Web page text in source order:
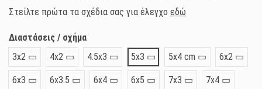
Στείλτε πρώτα τα σχέδια σας για έλεγχο εδώ
Διαστάσεις / σχήμα
3x2 ▭
4x2 ▭ 4.5x3 ▭ 5x3 ▭ 5x4 cm ▭ 6x2 ▭
6x3 ▭ 6x3.5 ▭ 6x4 ▭ 6x5 ▭ 7x3 ▭ 7x4 ▭